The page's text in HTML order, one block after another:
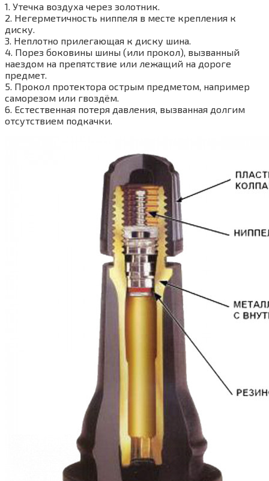
1. Утечка воздуха через золотник.
2. Негерметичность ниппеля в месте крепления к
диску.
3. Неплотно прилегающая к диску шина.
4. Порез боковины шины (или прокол), вызванный
наездом на препятствие или лежащий на дороге
предмет.
5. Прокол протектора острым предметом, например
саморезом или гвоздём.
6. Естественная потеря давления, вызванная долгим
отсутствием подкачки.